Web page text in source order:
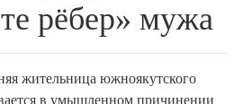
рёбер» мужа
жительница южноякутского
в умышленном причинении